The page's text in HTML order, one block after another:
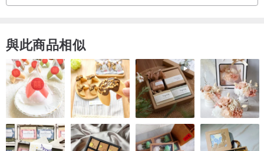
- 香水可能會造成銀飾變色，請於噴灑香水幾分鐘後才配戴飾品
- 請勿配帶入泳池或溫泉，裡面的硫化物與消毒成分可能會使銀飾變
色
- 如時間久了，銀飾有可能氧化，可以拿拭銀布擦拭，或者家中牙膏
與此商品相似